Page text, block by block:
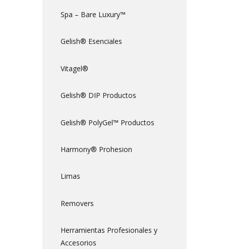
Spa – Bare Luxury™
Gelish® Esenciales
Vitagel®
Gelish® DIP Productos
Gelish® PolyGel™ Productos
Harmony® Prohesion
Limas
Removers
Herramientas Profesionales y
Accesorios